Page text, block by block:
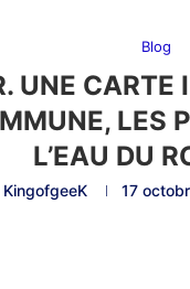
Blog
UNE CARTE
LES
L’EAU DU
KingofgeeK 17